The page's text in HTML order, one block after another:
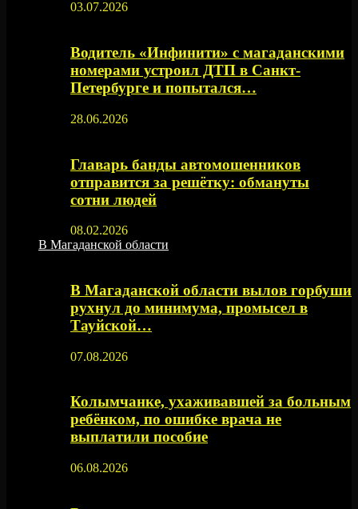
03.07.2026
Водитель «Инфинити» с магаданскими
номерами устроил ДТП в Санкт-
Петербурге и попытался…
28.06.2026
Главарь банды автомошенников
отправится за решётку: обмануты
сотни людей
08.02.2026
В Магаданской области
В Магаданской области вылов горбуши
рухнул до минимума, промысел в
Тауйской…
07.08.2026
Колымчанке, ухаживавшей за больным
ребёнком, по ошибке врача не
выплатили пособие
06.08.2026